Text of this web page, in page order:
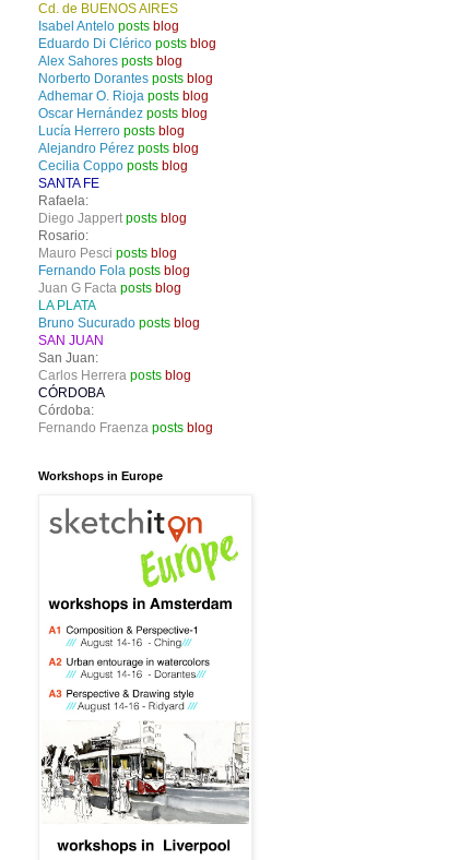
Cd. de BUENOS AIRES
Isabel Antelo posts blog
Eduardo Di Clérico posts blog
Alex Sahores posts blog
Norberto Dorantes posts blog
Adhemar O. Rioja posts blog
Oscar Hernández posts blog
Lucía Herrero posts blog
Alejandro Pérez posts blog
Cecilia Coppo posts blog
SANTA FE
Rafaela:
Diego Jappert posts blog
Rosario:
Mauro Pesci posts blog
Fernando Fola posts blog
Juan G Facta posts blog
LA PLATA
Bruno Sucurado posts blog
SAN JUAN
San Juan:
Carlos Herrera posts blog
CÓRDOBA
Córdoba:
Fernando Fraenza posts blog
Workshops in Europe